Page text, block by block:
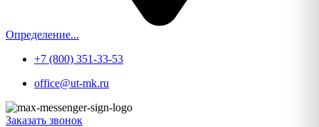
Определение...
+7 (800) 351-33-53
office@ut-mk.ru
Заказать звонок